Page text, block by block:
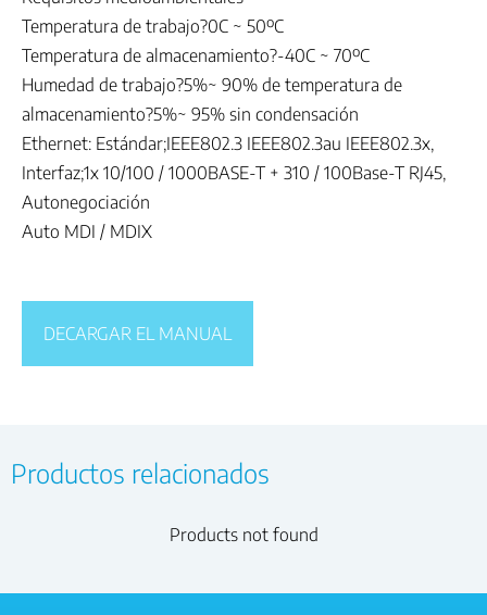
Temperatura de trabajo?0C ~ 50ºC
Temperatura de almacenamiento?-40C ~ 70ºC
Humedad de trabajo?5%~ 90% de temperatura de
almacenamiento?5%~ 95% sin condensación
Ethernet: Estándar;IEEE802.3 IEEE802.3au IEEE802.3x,
Interfaz;1x 10/100 / 1000BASE-T + 310 / 100Base-T RJ45,
Autonegociación
Auto MDI / MDIX
DECARGAR EL MANUAL
Productos relacionados
Products not found